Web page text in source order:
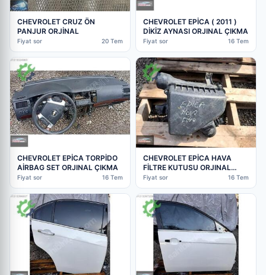
CHEVROLET CRUZ ÖN
PANJUR ORJİNAL
Fiyat sor 20 Tem
CHEVROLET EPİCA ( 2011 )
DİKİZ AYNASI ORJINAL ÇIKMA
Fiyat sor 16 Tem
CHEVROLET EPİCA TORPİDO
AİRBAG SET ORJINAL ÇIKMA
Fiyat sor 16 Tem
CHEVROLET EPİCA HAVA
FİLTRE KUTUSU ORJINAL
ÇIKMA
Fiyat sor 16 Tem